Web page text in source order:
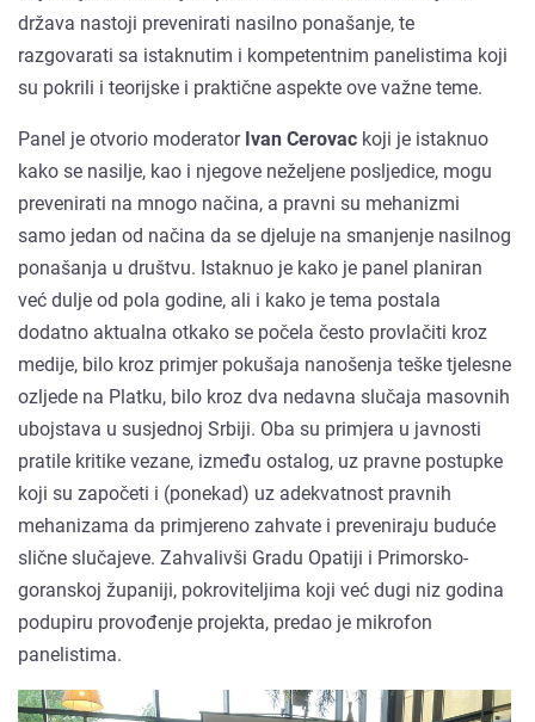
država nastoji prevenirati nasilno ponašanje, te
razgovarati sa istaknutim i kompetentnim panelistima koji
su pokrili i teorijske i praktične aspekte ove važne teme.
Panel je otvorio moderator Ivan Cerovac koji je istaknuo
kako se nasilje, kao i njegove neželjene posljedice, mogu
prevenirati na mnogo načina, a pravni su mehanizmi
samo jedan od načina da se djeluje na smanjenje nasilnog
ponašanja u društvu. Istaknuo je kako je panel planiran
već dulje od pola godine, ali i kako je tema postala
dodatno aktualna otkako se počela često provlačiti kroz
medije, bilo kroz primjer pokušaja nanošenja teške tjelesne
ozljede na Platku, bilo kroz dva nedavna slučaja masovnih
ubojstava u susjednoj Srbiji. Oba su primjera u javnosti
pratile kritike vezane, između ostalog, uz pravne postupke
koji su započeti i (ponekad) uz adekvatnost pravnih
mehanizama da primjereno zahvate i preveniraju buduće
slične slučajeve. Zahvalivši Gradu Opatiji i Primorsko-
goranskoj županiji, pokroviteljima koji već dugi niz godina
podupiru provođenje projekta, predao je mikrofon
panelistima.